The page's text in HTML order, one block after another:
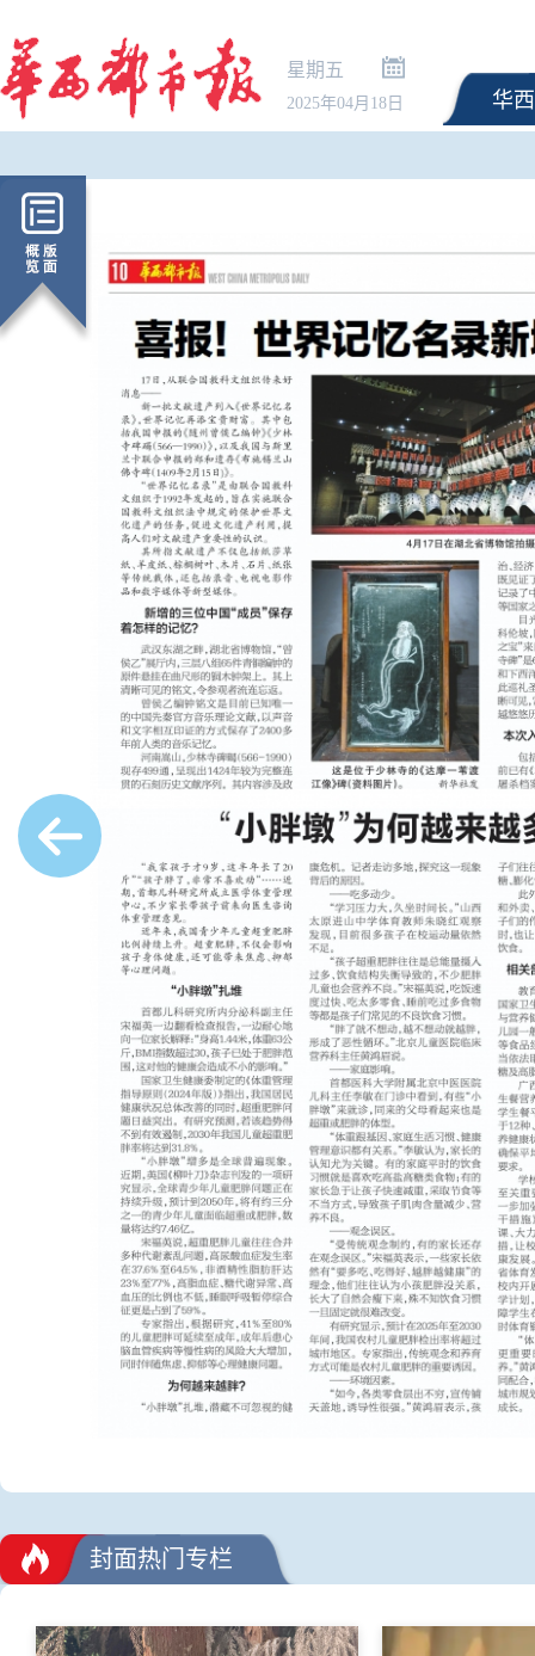
星期五
2025年04月18日 华
解释清理全部
修改或废止
封面热门专栏